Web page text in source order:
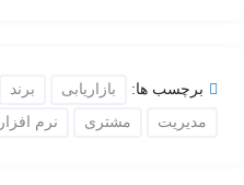
برچسب ها: بازاریابی برند
مدیریت
مشتری نرم افزارCRM